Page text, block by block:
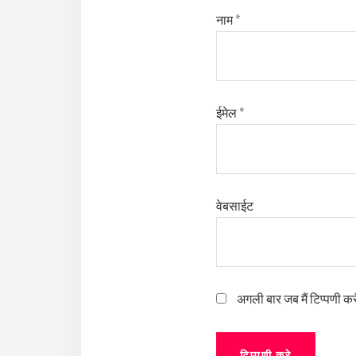
नाम*
ईमेल *
वेबसाईट
अगली बार जब मैं टिप्पणी